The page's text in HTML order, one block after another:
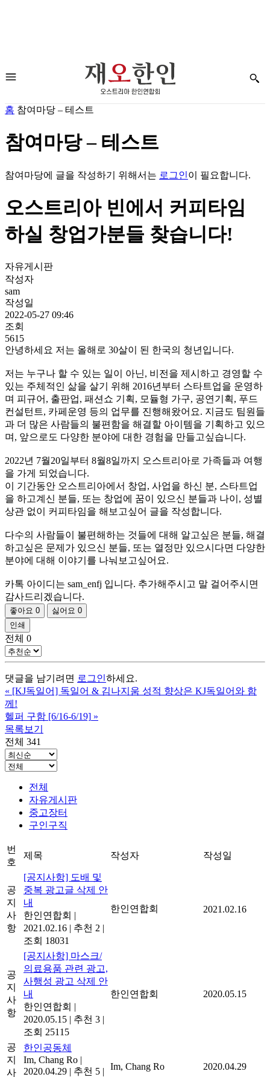
홈 참여마당 – 테스트
참여마당 – 테스트
참여마당에 글을 작성하기 위해서는 로그인이 필요합니다.
오스트리아 빈에서 커피타임
하실 창업가분들 찾습니다!
자유게시판
작성자
sam
작성일
2022-05-27 09:46
조회
5615
안녕하세요 저는 올해로 30살이 된 한국의 청년입니다.
저는 누구나 할 수 있는 일이 아닌, 비전을 제시하고 경영할 수
있는 주체적인 삶을 살기 위해 2016년부터 스타트업을 운영하
며 피규어, 출판업, 패션쇼 기획, 모듈형 가구, 공연기획, 푸드
컨설턴트, 카페운영 등의 업무를 진행해왔어요. 지금도 팀원들
과 더 많은 사람들의 불편함을 해결할 아이템을 기획하고 있으
며, 앞으로도 다양한 분야에 대한 경험을 만들고싶습니다.
2022년 7월20일부터 8월8일까지 오스트리아로 가족들과 여행
을 가게 되었습니다.
이 기간동안 오스트리아에서 창업, 사업을 하신 분, 스타트업
을 하고계신 분들, 또는 창업에 꿈이 있으신 분들과 나이, 성별
상관 없이 커피타임을 해보고싶어 글을 작성합니다.
다수의 사람들이 불편해하는 것들에 대해 알고싶은 분들, 해결
하고싶은 문제가 있으신 분들, 또는 열정만 있으시다면 다양한
분야에 대해 이야기를 나눠보고싶어요.
카톡 아이디는 sam_enfj 입니다. 추가해주시고 말 걸어주시면
감사드리겠습니다.
좋아요 0 싫어요 0
인쇄
전체 0
댓글을 남기려면 로그인하세요.
« [KJ독일어] 독일어 & 김나지움 성적 향상은 KJ독일어와 함
께!
헬퍼 구함 [6/16-6/19] »
목록보기
전체 341
전체
자유게시판
중고장터
구인구직
번
호
제목 작성자 작성일
공
지
사
항
[공지사항] 도배 및
중복 광고글 삭제 안
내
한인연합회 |
2021.02.16 | 추천 2 |
조회 18031
한인연합회 2021.02.16
공
지
사
항
[공지사항] 마스크/
의료용품 관련 광고,
사행성 광고 삭제 안
내
한인연합회 |
2020.05.15 | 추천 3 |
조회 25115
한인연합회 2020.05.15
공
지
사
한인공동체
Im, Chang Ro |
2020.04.29 | 추천 5 | Im, Chang Ro 2020.04.29